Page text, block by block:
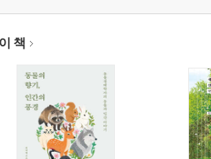
책